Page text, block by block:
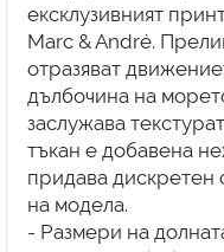
ексклузивният
Marc & André.
отразяват
дълбочина на
заслужава
тъкан е добавена
придава дискретен
на модела.
- Размери на